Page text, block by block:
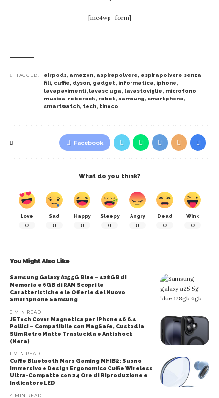
[mc4wp_form]
TAGGED: airpods, amazon, aspirapolvere, aspirapolvere senza
fili, cuffie, dyson, gadget, informatica, iphone,
lavapavimenti, lavasciuga, lavastoviglie, microfono,
musica, roborock, robot, samsung, smartphone,
smartwatch, tech, tineco
Facebook
What do you think?
Love
0
Sad
0
Happy
0
Sleepy
0
Angry
0
Dead
0
Wink
0
You Might Also Like
Samsung Galaxy A25 5G Blue – 128GB di
Memoria e 6GB di RAM Scopri le
Caratteristiche e le Offerte del Nuovo
Smartphone Samsung
0 MIN READ
JETech Cover Magnetica per iPhone 16 6.1
Pollici – Compatibile con MagSafe, Custodia
Slim Retro Matte Traslucida e Antishock
(Nera)
1 MIN READ
Cuffie Bluetooth Mars Gaming MHIB2: Suono
Immersivo e Design Ergonomico Cuffie Wireless
Ultra-Compatte con 24 Ore di Riproduzione e
Indicatore LED
4 MIN READ